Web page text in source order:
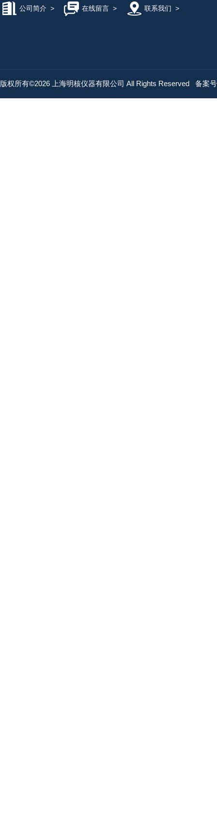
公司简介 > 在线留言> 联系我们 >
版权所有©2026 上海明核仪器有限公司 All Rights Reserved 备案